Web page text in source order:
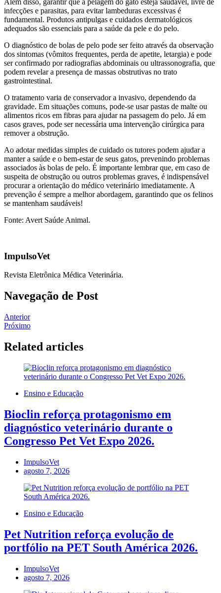
infecções e parasitas, para evitar lambeduras excessivas é
fundamental. Produtos antipulgas e cuidados dermatológicos
adequados são essenciais para a saúde da pele e do pelo.
O diagnóstico de bolas de pelo pode ser feito através da observação
dos sintomas (vômitos frequentes, perda de apetite, letargia) e pode
ser confirmado por radiografias abdominais ou ultrassonografia, que
podem revelar a presença de massas obstrutivas no trato
gastrointestinal.
O tratamento varia de conservador a invasivo, dependendo da
gravidade. Em situações comuns, pode-se usar pastas de malte ou
alimentos ricos em fibras para ajudar na passagem do pelo. Já em
casos graves, pode ser necessária uma intervenção cirúrgica para
remover a obstrução.
Ao adotar medidas simples de cuidado os tutores podem ajudar a
manter a saúde e o bem-estar de seus gatos, prevenindo problemas
associados às bolas de pelo. É importante lembrar que, em caso de
suspeita de obstrução ou outros problemas graves, é indispensável
procurar a orientação do médico veterinário imediatamente. A
prevenção é sempre a melhor abordagem, garantindo que os felinos
se mantenham saudáveis!
Fonte: Avert Saúde Animal.
ImpulsoVet
Revista Eletrônica Médica Veterinária.
Navegação de Post
Anterior
Próximo
Related articles
Ensino e Educação
Bioclin reforça protagonismo em
diagnóstico veterinário durante o
Congresso Pet Vet Expo 2026.
ImpulsoVet
agosto 7, 2026
Ensino e Educação
Pet Nutrition reforça evolução de
portfólio na PET South América 2026.
ImpulsoVet
agosto 7, 2026